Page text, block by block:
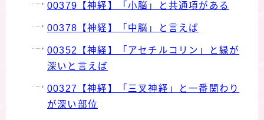
00379【神経】「小脳」と共通項がある
00378【神経】「中脳」と言えば
00352【神経】「アセチルコリン」と縁が
深いと言えば
00327【神経】「三叉神経」と一番関わり
が深い部位